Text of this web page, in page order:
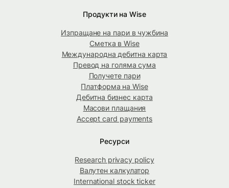
Продукти на Wise
Изпращане на пари в чужбина
Сметка в Wise
Международна дебитна карта
Превод на голяма сума
Получете пари
Платформа на Wise
Дебитна бизнес карта
Масови плащания
Accept card payments
Ресурси
Research privacy policy
Валутен калкулатор
International stock ticker